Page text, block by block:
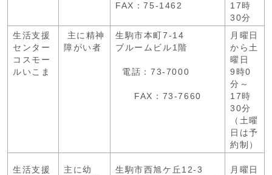
FAX：75-1462
17時
30分
生活支援
センター
コスモー
ルいこま
主に精神
障がい者
生駒市本町7-14
ブルームビル1階
電話：73-7000
FAX：73-7660
月曜日
から土
曜日
9時0
分～
17時
30分
（土曜
日は予
約制）
生活支援
主に幼
生駒市西旭ケ丘12-3
月曜日